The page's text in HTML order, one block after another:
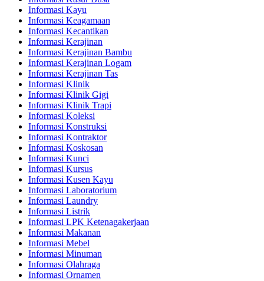
Informasi Kayu
Informasi Keagamaan
Informasi Kecantikan
Informasi Kerajinan
Informasi Kerajinan Bambu
Informasi Kerajinan Logam
Informasi Kerajinan Tas
Informasi Klinik
Informasi Klinik Gigi
Informasi Klinik Trapi
Informasi Koleksi
Informasi Konstruksi
Informasi Kontraktor
Informasi Koskosan
Informasi Kunci
Informasi Kursus
Informasi Kusen Kayu
Informasi Laboratorium
Informasi Laundry
Informasi Listrik
Informasi LPK Ketenagakerjaan
Informasi Makanan
Informasi Mebel
Informasi Minuman
Informasi Olahraga
Informasi Ornamen